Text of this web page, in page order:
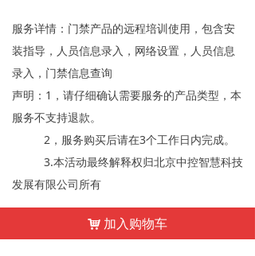
服务详情：门禁产品的远程培训使用，包含安
装指导，人员信息录入，网络设置，人员信息
录入，门禁信息查询
声明：1，请仔细确认需要服务的产品类型，本
服务不支持退款。
2，服务购买后请在3个工作日内完成。
3.本活动最终解释权归北京中控智慧科技
发展有限公司所有
낙 加入购物车